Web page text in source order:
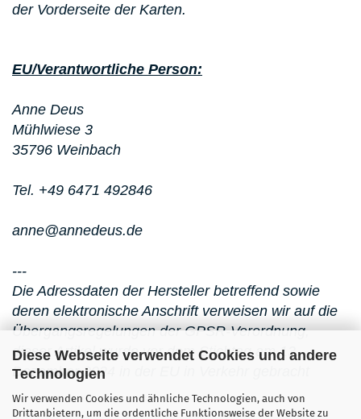
Diese Webseite verwendet Cookies und andere
Technologien
Wir verwenden Cookies und ähnliche Technologien, auch von
Drittanbietern, um die ordentliche Funktionsweise der Website zu
der Vorderseite der Karten.
EU/Verantwortliche Person:
Anne Deus
Mühlwiese 3
35796 Weinbach
Tel. +49 6471 492846
anne@annedeus.de
---
Die Adressdaten der Hersteller betreffend sowie
deren elektronische Anschrift verweisen wir auf die
Übergangsregelungen der GPSR-Verordnung,
dieser Artikel wurde vor dem Stichtag am 13.
Dezember 2024 in der EU in Verkehr gebracht